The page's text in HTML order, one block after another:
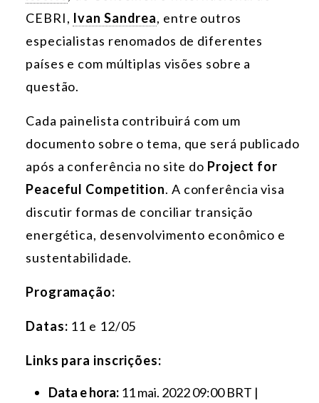
CEBRI, Ivan Sandrea, entre outros
especialistas renomados de diferentes
países e com múltiplas visões sobre a
questão.
Cada painelista contribuirá com um
documento sobre o tema, que será publicado
após a conferência no site do Project for
Peaceful Competition. A conferência visa
discutir formas de conciliar transição
energética, desenvolvimento econômico e
sustentabilidade.
Programação:
Datas: 11 e 12/05
Links para inscrições:
Data e hora: 11 mai. 2022 09:00 BRT |